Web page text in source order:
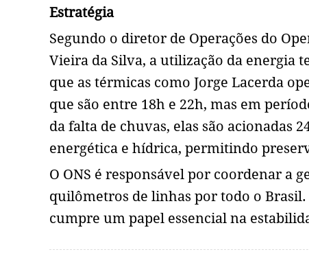
Estratégia
Segundo o diretor de Operações do
Vieira da Silva, a utilização da energia
que as térmicas como Jorge Lacerda
que são entre 18h e 22h, mas em
da falta de chuvas, elas são acionadas
energética e hídrica, permitindo
O ONS é responsável por coordenar a
quilômetros de linhas por todo o
cumpre um papel essencial na